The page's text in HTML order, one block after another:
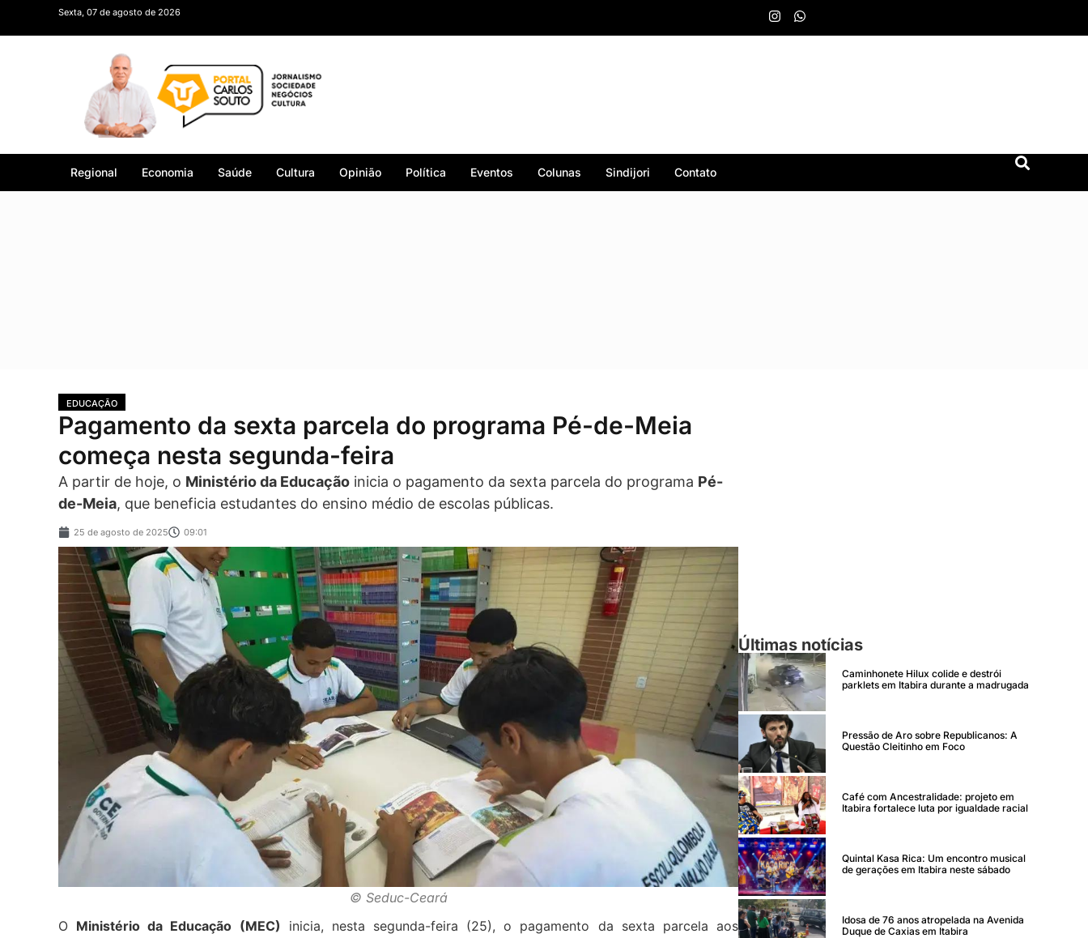
Sexta, 07 de agosto de 2026
Regional Economia Saúde Cultura Opinião Política Eventos Colunas Sindijori Contato
EDUCAÇÃO
Pagamento da sexta parcela do programa Pé-de-Meia
começa nesta segunda-feira
A partir de hoje, o Ministério da Educação inicia o pagamento da sexta parcela do programa Pé-
de-Meia, que beneficia estudantes do ensino médio de escolas públicas.
25 de agosto de 2025 09:01
© Seduc-Ceará
O Ministério da Educação (MEC) inicia, nesta segunda-feira (25), o pagamento da sexta parcela aos
Últimas notícias
Caminhonete Hilux colide e destrói
parklets em Itabira durante a madrugada
Pressão de Aro sobre Republicanos: A
Questão Cleitinho em Foco
Café com Ancestralidade: projeto em
Itabira fortalece luta por igualdade racial
Quintal Kasa Rica: Um encontro musical
de gerações em Itabira neste sábado
Idosa de 76 anos atropelada na Avenida
Duque de Caxias em Itabira